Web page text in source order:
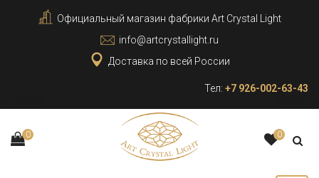
Официальный магазин фабрики Art Crystal Light
info@artcrystallight.ru
Доставка по всей России
Тел: +7 926-002-63-43
0 0